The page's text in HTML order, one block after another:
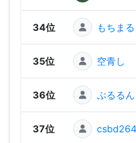
34位 もちま
35位 空青し
36位 ぷるるん
37位 csbd264